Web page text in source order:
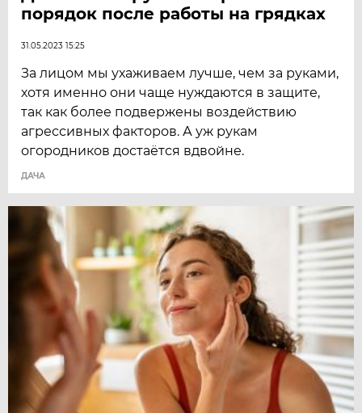
порядок после работы на грядках
31.05.2023 15:25
За лицом мы ухаживаем лучше, чем за руками,
хотя именно они чаще нуждаются в защите,
так как более подвержены воздейст­вию
агрессивных факторов. А уж рукам
огородников достаётся вдвойне.
ДАЧА